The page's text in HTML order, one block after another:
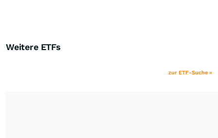
Weitere ETFs
zur ETF-Suche »